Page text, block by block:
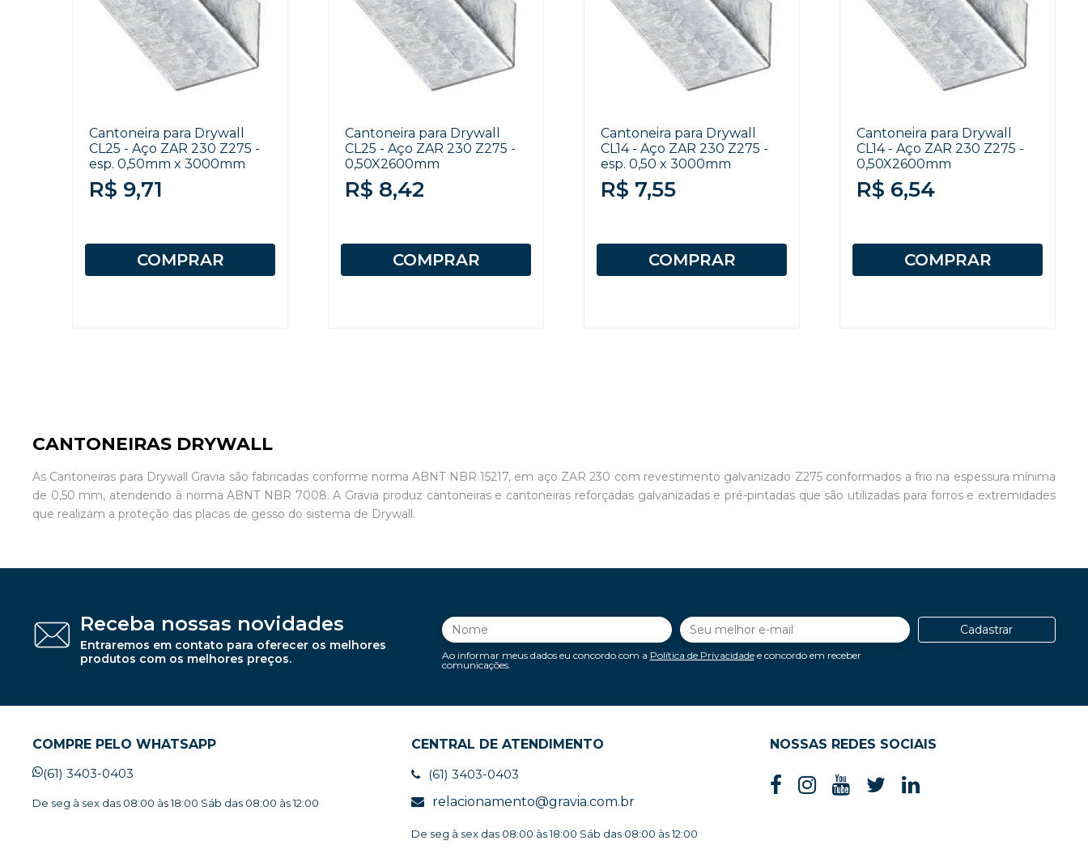
Cantoneira para Drywall
CL25 - Aço ZAR 230 Z275 -
esp. 0,50mm x 3000mm
R$ 9,71
COMPRAR
Cantoneira para Drywall
CL25 - Aço ZAR 230 Z275 -
0,50X2600mm
R$ 8,42
COMPRAR
Cantoneira para Drywall
CL14 - Aço ZAR 230 Z275 -
esp. 0,50 x 3000mm
R$ 7,55
COMPRAR
Cantoneira para Drywall
CL14 - Aço ZAR 230 Z275 -
0,50X2600mm
R$ 6,54
COMPRAR
CANTONEIRAS DRYWALL
As Cantoneiras para Drywall Gravia são fabricadas conforme norma ABNT NBR 15217, em aço ZAR 230 com revestimento galvanizado Z275 conformados a frio na espessura mínima
de 0,50 mm, atendendo à norma ABNT NBR 7008. A Gravia produz cantoneiras e cantoneiras reforçadas galvanizadas e pré-pintadas que são utilizadas para forros e extremidades
que realizam a proteção das placas de gesso do sistema de Drywall.
Receba nossas novidades
Entraremos em contato para oferecer os melhores
produtos com os melhores preços.
Ao informar meus dados eu concordo com a Política de Privacidadee concordo em receber
comunicações.
Cadastrar
COMPRE PELO WHATSAPP
(61) 3403-0403
De seg à sex das 08:00 às 18:00 Sáb das 08:00 às 12:00
CENTRAL DE ATENDIMENTO
(61) 3403-0403
relacionamento@gravia.com.br
De seg à sex das 08:00 às 18:00 Sáb das 08:00 às 12:00
NOSSAS REDES SOCIAIS